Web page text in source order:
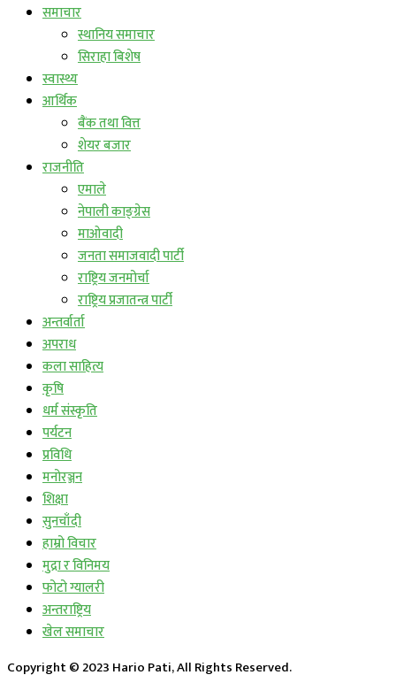
समाचार
स्थानिय समाचार
सिराहा बिशेष
स्वास्थ्य
आर्थिक
बैंक तथा वित्त
शेयर बजार
राजनीति
एमाले
नेपाली काङ्ग्रेस
माओवादी
जनता समाजवादी पार्टी
राष्ट्रिय जनमोर्चा
राष्ट्रिय प्रजातन्त्र पार्टी
अन्तर्वार्ता
अपराध
कला साहित्य
कृषि
धर्म संस्कृति
पर्यटन
प्रविधि
मनोरञ्जन
शिक्षा
सुनचाँदी
हाम्रो विचार
मुद्रा र विनिमय
फोटो ग्यालरी
अन्तराष्ट्रिय
खेल समाचार
Copyright © 2023 Hario Pati, All Rights Reserved.